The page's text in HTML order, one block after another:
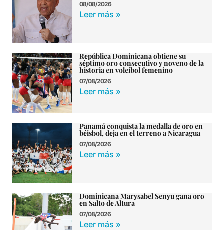
08/08/2026
Leer más »
República Dominicana obtiene su
séptimo oro consecutivo y noveno de la
historia en voleibol femenino
07/08/2026
Leer más »
Panamá conquista la medalla de oro en
béisbol, deja en el terreno a Nicaragua
07/08/2026
Leer más »
Dominicana Marysabel Senyu gana oro
en Salto de Altura
07/08/2026
Leer más »